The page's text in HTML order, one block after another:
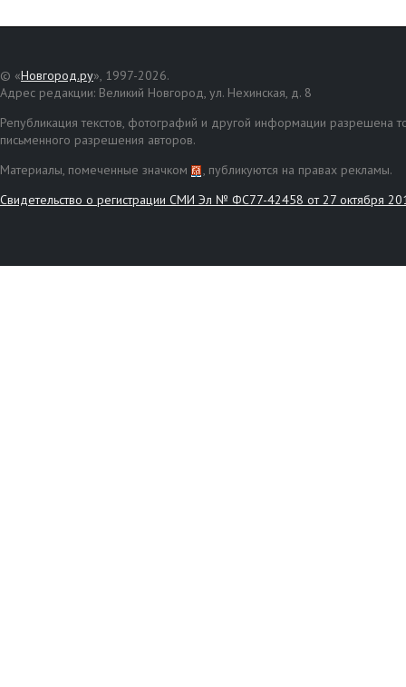
© «Новгород.ру», 1997-2026.
Адрес редакции: Великий Новгород, ул. Нехинская, д. 8
Републикация текстов, фотографий и другой информации разрешена
письменного разрешения авторов.
Материалы, помеченные значком
, публикуются на правах рекламы.
Свидетельство о регистрации СМИ Эл № ФС77-42458 от 27 октября